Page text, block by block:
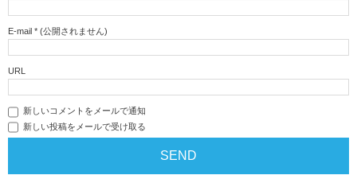
E-mail * (公開されません)
URL
新しいコメントをメールで通知
新しい投稿をメールで受け取る